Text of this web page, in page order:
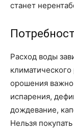
станет
Расход воды
орошения
испарения,
дождевание,
Нельзя